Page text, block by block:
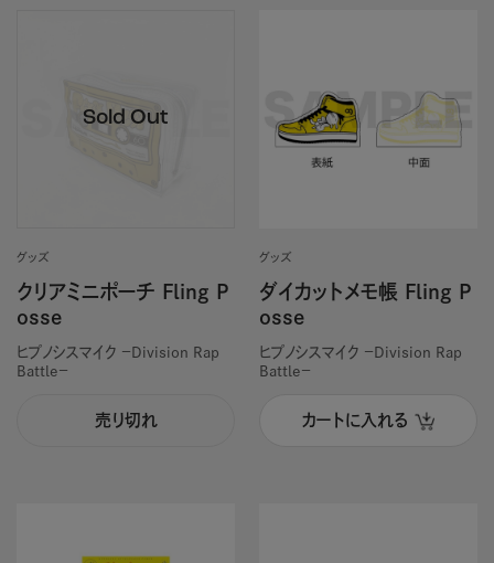
グッズ
クリアミニポーチ Fling P
osse
ヒプノシスマイク －Division Rap
Battle－
売り切れ
グッズ
ダイカットメモ帳 Fling P
osse
ヒプノシスマイク －Division Rap
Battle－
カートに入れる